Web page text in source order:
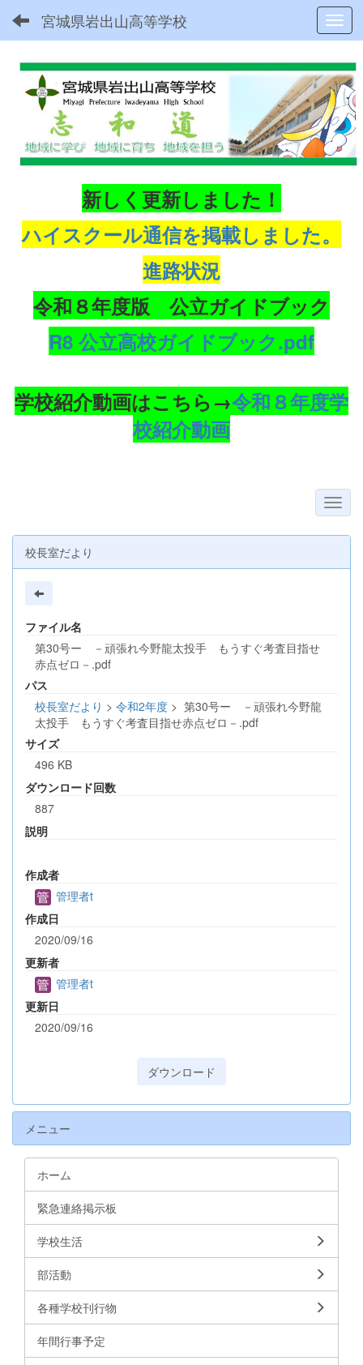
宮城県岩出山高等学校
新しく更新しました！
ハイスクール通信を掲載しました。
進路状況
令和８年度版 公立ガイドブック
R8 公立高校ガイドブック.pdf
学校紹介動画はこちら→令和８年度学
校紹介動画
校長室だより
ファイル名
第30号ー －頑張れ今野龍太投手 もうすぐ考査目指せ
赤点ゼロ－.pdf
パス
校長室だより > 令和2年度 > 第30号ー －頑張れ今野龍
太投手 もうすぐ考査目指せ赤点ゼロ－.pdf
サイズ
496 KB
ダウンロード回数
887
説明
作成者
管理者t
作成日
2020/09/16
更新者
管理者t
更新日
2020/09/16
ダウンロード
メニュー
ホーム
緊急連絡掲示板
学校生活
部活動
各種学校刊行物
年間行事予定